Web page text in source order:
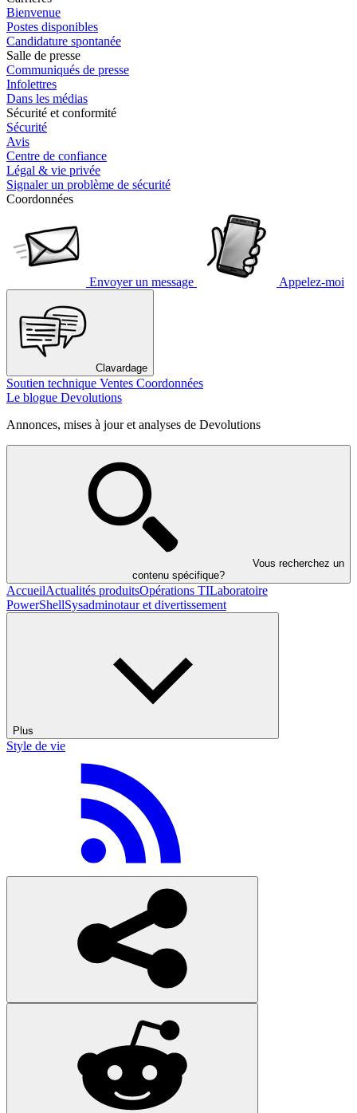
Bienvenue
Postes disponibles
Candidature spontanée
Salle de presse
Communiqués de presse
Infolettres
Dans les médias
Sécurité et conformité
Sécurité
Avis
Centre de confiance
Légal & vie privée
Signaler un problème de sécurité
Coordonnées
Envoyer un message Appelez-moi
Clavardage
Soutien technique Ventes Coordonnées
Le blogue Devolutions
Annonces, mises à jour et analyses de Devolutions
Vous recherchez un
contenu spécifique?
AccueilActualités produitsOpérations TILaboratoire
PowerShellSysadminotaur et divertissement
Plus
Style de vie